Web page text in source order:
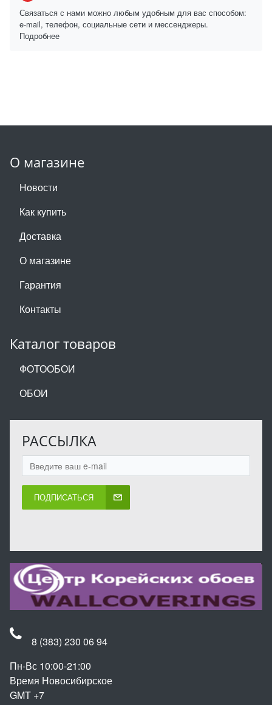
Связаться с нами можно любым удобным для вас способом:
e-mail, телефон, социальные сети и мессенджеры.
Подробнее
О магазине
Новости
Как купить
Доставка
О магазине
Гарантия
Контакты
Каталог товаров
ФОТООБОИ
ОБОИ
РАССЫЛКА
ПОДПИСАТЬСЯ
8 (383) 230 06 94
Пн-Вс 10:00-21:00
Время Новосибирское
GMT +7